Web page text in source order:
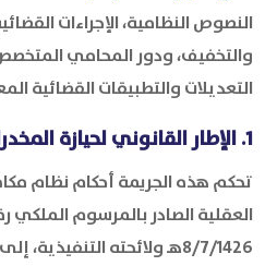
النصوص النظامية، الإجراءات
والتخفيف، ودور المحامي
التعديلات والتطبيقات القضائية
1. الإطار القانوني لحيازة المخدرات بقصد التعاطي
تحكم هذه الجريمة أحكام نظام
8/7/1426هـ ولائحته